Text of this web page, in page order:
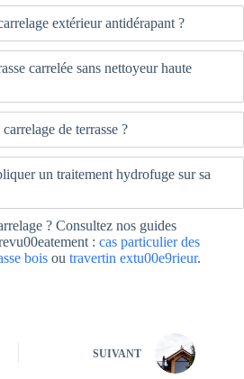
extérieur antidérapant ?
carrelée sans nettoyeur haute
de terrasse ?
un traitement hydrofuge sur sa
? Consultez nos guides
: cas particulier des
bois ou travertin extu00e9rieur.
SUIVANT